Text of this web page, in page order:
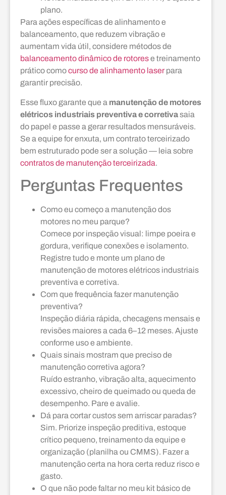
plano.
Para ações específicas de alinhamento e
balanceamento, que reduzem vibração e
aumentam vida útil, considere métodos de
balanceamento dinâmico de rotorese treinamento
prático comocurso de alinhamento laser para
garantir precisão.
Esse fluxo garante que a manutenção de motores
elétricos industriais preventiva e corretivasaia
do papel e passe a gerar resultados mensuráveis.
Se a equipe for enxuta, um contrato terceirizado
bem estruturado pode ser a solução — leia sobre
contratos de manutenção terceirizada.
Perguntas Frequentes
Como eu começo a manutenção dos
motores no meu parque?
Comece por inspeção visual: limpe poeira e
gordura, verifique conexões e isolamento.
Registre tudo e monte um plano de
manutenção de motores elétricos industriais
preventiva e corretiva.
Com que frequência fazer manutenção
preventiva?
Inspeção diária rápida, checagens mensais e
revisões maiores a cada 6–12 meses. Ajuste
conforme uso e ambiente.
Quais sinais mostram que preciso de
manutenção corretiva agora?
Ruído estranho, vibração alta, aquecimento
excessivo, cheiro de queimado ou queda de
desempenho. Pare e avalie.
Dá para cortar custos sem arriscar paradas?
Sim. Priorize inspeção preditiva, estoque
crítico pequeno, treinamento da equipe e
organização (planilha ou CMMS). Fazer a
manutenção certa na hora certa reduz risco e
gasto.
O que não pode faltar no meu kit básico de